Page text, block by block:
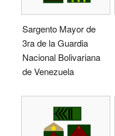
Sargento Mayor de
3ra de la Guardia
Nacional Bolivariana
de Venezuela